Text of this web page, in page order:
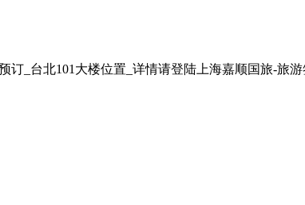
_台北101大楼位置_详情请登陆上海嘉顺国旅-旅